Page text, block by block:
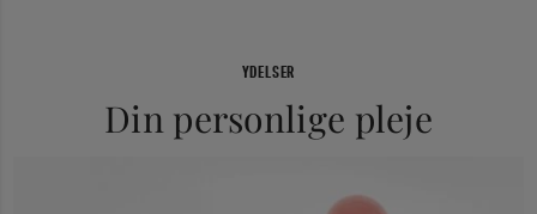
YDELSER
Din personlige pleje